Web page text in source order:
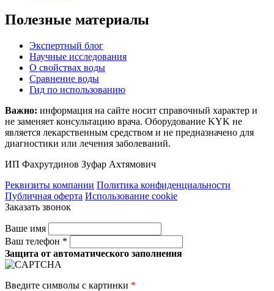
Полезные материалы
Экспертный блог
Научные исследования
О свойствах воды
Сравнение воды
Гид по использованию
Важно: информация на сайте носит справочный характер и
не заменяет консультацию врача. Оборудование KYK не
является лекарственным средством и не предназначено для
диагностики или лечения заболеваний.
ИП Фахрутдинов Зуфар Ахтямович
Реквизиты компании Политика конфиденциальности
Публичная оферта Использование cookie
Заказать звонок
Ваше имя
Ваш телефон *
Защита от автоматического заполнения
Введите символы с картинки *